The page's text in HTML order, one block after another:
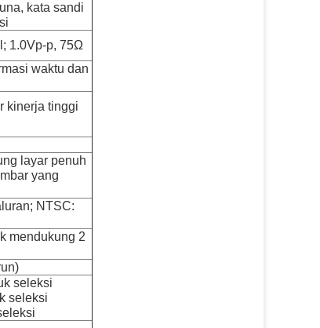
kata sandi
1.0Vp-p, 75Ω
waktu dan
kinerja tinggi
layar penuh
yang
NTSC:
mendukung 2
seleksi
seleksi